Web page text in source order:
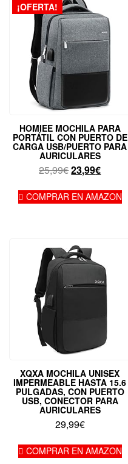
¡OFERTA!
HOMIEE MOCHILA PARA
PORTÁTIL CON PUERTO DE
CARGA USB/PUERTO PARA
AURICULARES
25,99€El
original
23,99€El
actual
COMPRAR EN AMAZON
XQXA MOCHILA UNISEX
IMPERMEABLE HASTA 15.6
PULGADAS, CON PUERTO
USB, CONECTOR PARA
AURICULARES
29,99€
COMPRAR EN AMAZON